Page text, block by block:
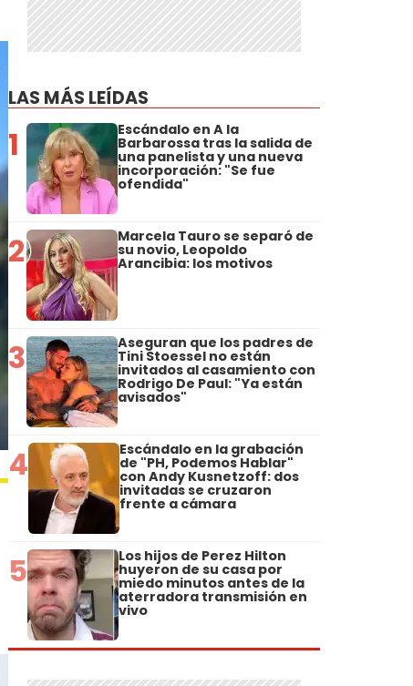
LAS MÁS LEÍDAS
1 Escándalo en A la
Barbarossa tras la salida de
una panelista y una nueva
incorporación: "Se fue
ofendida"
2 Marcela Tauro se separó de
su novio, Leopoldo
Arancibia: los motivos
3 Aseguran que los padres de
Tini Stoessel no están
invitados al casamiento con
Rodrigo De Paul: "Ya están
avisados"
4 Escándalo en la grabación
de "PH, Podemos Hablar"
con Andy Kusnetzoff: dos
invitadas se cruzaron
frente a cámara
5 Los hijos de Perez Hilton
huyeron de su casa por
miedo minutos antes de la
aterradora transmisión en
vivo